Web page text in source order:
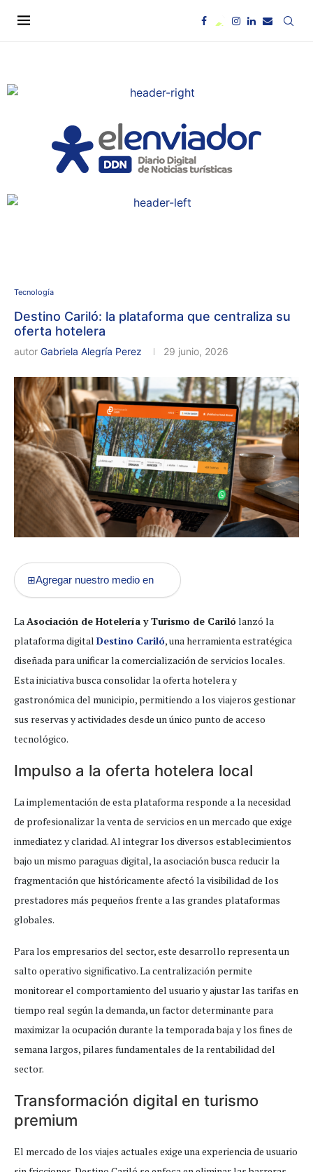
Tecnología
Destino Cariló: la plataforma que centraliza su
oferta hotelera
autor Gabriela Alegría Perez 29 junio, 2026
⊞Agregar nuestro medio en
LaAsociación de Hotelería y Turismo de Carilólanzó la
plataforma digital Destino Cariló, una herramienta estratégica
diseñada para unificar la comercialización de servicios locales.
Esta iniciativa busca consolidar la oferta hotelera y
gastronómica del municipio, permitiendo a los viajeros gestionar
sus reservas y actividades desde un único punto de acceso
tecnológico.
Impulso a la oferta hotelera local
La implementación de esta plataforma responde a la necesidad
de profesionalizar la venta de servicios en un mercado que exige
inmediatez y claridad. Al integrar los diversos establecimientos
bajo un mismo paraguas digital, la asociación busca reducir la
fragmentación que históricamente afectó la visibilidad de los
prestadores más pequeños frente a las grandes plataformas
globales.
Para los empresarios del sector, este desarrollo representa un
salto operativo significativo. La centralización permite
monitorear el comportamiento del usuario y ajustar las tarifas en
tiempo real según la demanda, un factor determinante para
maximizar la ocupación durante la temporada baja y los fines de
semana largos, pilares fundamentales de la rentabilidad del
sector.
Transformación digital en turismo
premium
El mercado de los viajes actuales exige una experiencia de usuario